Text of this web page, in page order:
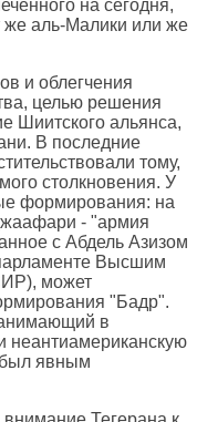
на сегодня,
же аль-Малики или же
и облегчения
целью решения
Шиитского альянса,
В последние
тому,
столкновения. У
формирования: на
- "армия
с Абдель Азизом
Высшим
может
"Бадр".
в
неантиамериканскую
явным